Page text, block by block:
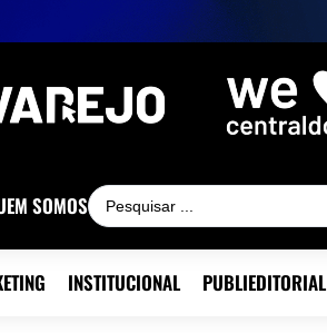
SOMOS
INSTITUCIONAL PUBLIEDITORIAL